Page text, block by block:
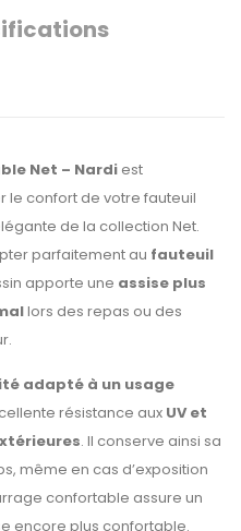
Net – Nardi est
le confort de votre fauteuil
de la collection Net.
parfaitement au fauteuil
apporte une assise plus
lors des repas ou des
adapté à un usage
résistance aux UV et
. Il conserve ainsi sa
même en cas d’exposition
confortable assure un
encore plus confortable.